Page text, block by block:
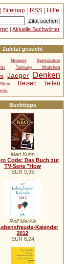
Zuletzt gesucht
Neugier Spekulation
Tarnung Wahrheit
Jaeger Denken
Reisen Teilen
Buchtipps
Matt Kuhn
Code: Das Buch zur
TV-Serie "How
EUR 9,95
Rolf Merkle
Kalender
2012
EUR 6,24
Sitemap| RSS| Hilfe
|Aktuelle Suchwörter